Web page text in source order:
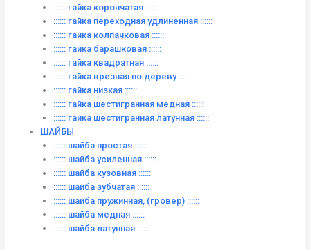
:::::: гайка корончатая ::::::
:::::: гайка переходная удлиненная ::::::
:::::: гайка колпачковая ::::::
:::::: гайка барашковая ::::::
:::::: гайка квадратная ::::::
:::::: гайка врезная по дереву ::::::
:::::: гайка низкая ::::::
:::::: гайка шестигранная медная ::::::
:::::: гайка шестигранная латунная ::::::
ШАЙБЫ
:::::: шайба простая ::::::
:::::: шайба усиленная ::::::
:::::: шайба кузовная ::::::
:::::: шайба зубчатая ::::::
:::::: шайба пружинная, (гровер) ::::::
:::::: шайба медная ::::::
:::::: шайба латунная ::::::